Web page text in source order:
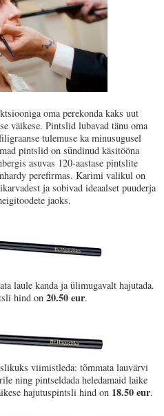
oma perekonda kaks uut
väikese. Pintslid lubavad tänu oma
tulemuse ka minusugusel
pintslid on sündinud käsitööna
asuvas 120-aastase pintslite
perefirmas. Karimi valikul on
ja sobivad ideaalset puuderja
jaoks.
laule kanda ja ülimugavalt hajutada.
hind on 20.50 eur.
viimistleda: tõmmata lauvärvi
ning pintseldada heledamaid laike
hajutuspintsli hind on 18.50 eur.